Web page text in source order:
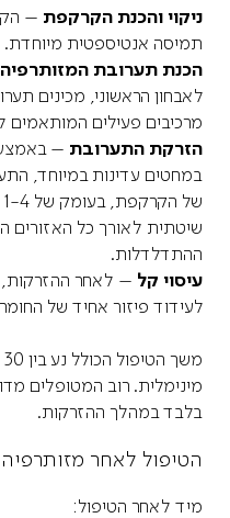
ניקוי והכנת הקרקפת–
תמיסה אנטיספטית מיוחדת.
הכנת תערובת
לאבחון הראשוני, מכינים
מרכיבים פעילים המותאמים
הזרקת התערובת–
במחטים עדינות במיוחד,
שיטתית לאורך כל האזורים
ההתדלדלות.
עיסוי קל– לאחר ההזרקות,
לעידוד פיזור אחיד של
מינימלית. רוב המטופלים
בלבד במהלך ההזרקות.
הטיפול לאחר מזותרפיה
מיד לאחר הטיפול: